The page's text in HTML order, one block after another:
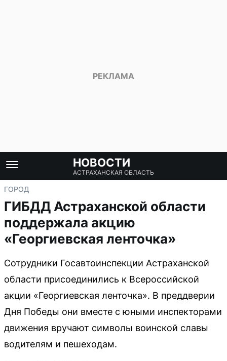
НОВОСТИ
АСТРАХАНСКАЯ ОБЛАСТЬ
ГОРОД
ГИБДД Астраханской области
поддержала акцию
«Георгиевская ленточка»
Сотрудники Госавтоинспекции Астраханской
области присоединились к Всероссийской
акции «Георгиевская ленточка». В преддверии
Дня Победы они вместе с юными инспекторами
движения вручают символы воинской славы
водителям и пешеходам.